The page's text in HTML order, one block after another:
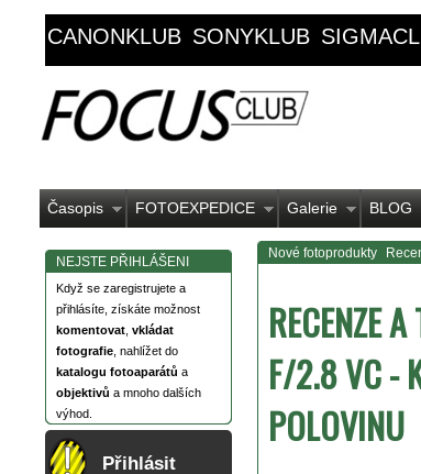
CANONKLUB SONYKLUB
Časopis FOTOEXPEDICE Galerie BLOG
NEJSTE PŘIHLÁŠENI
Když se zaregistrujete a
přihlásíte, získáte možnost
komentovat vkládat
fotografie , nahlížet do
katalogu fotoaparátů a
objektivů a mnoho dalších
výhod.
Přihlásit
Nové fotoprodukty
RECENZE
F/2.8 VC -
POLOVINU